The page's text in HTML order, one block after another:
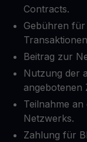
Contracts.
Gebühren
Beitrag zur
Nutzung der
angebotenen
Teilnahme
Netzwerks.
Zahlung für